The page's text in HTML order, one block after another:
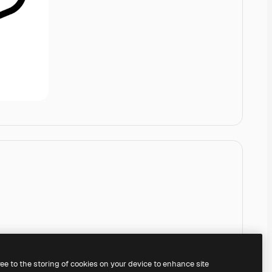
to the storing of cookies on your device to enhance site